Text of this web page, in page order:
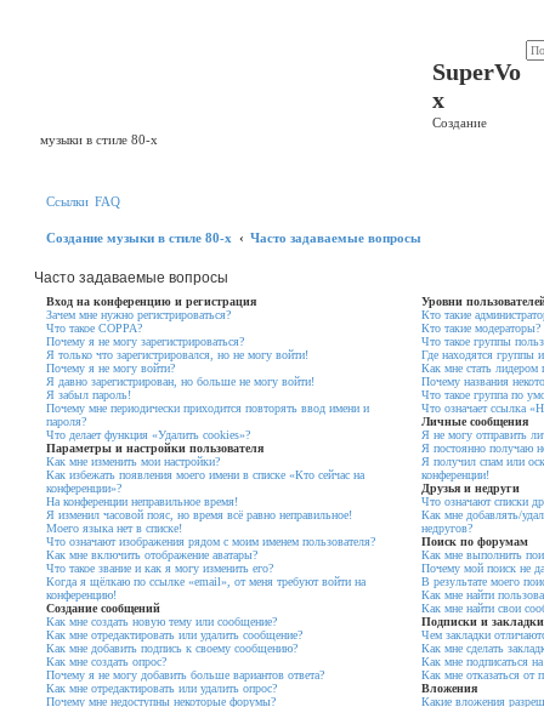
SuperVo
x
Создание
музыки в стиле 80-х
Ссылки FAQ
Создание музыки в стиле 80-х Часто задаваемые вопросы
Часто задаваемые вопросы
Вход на конференцию и регистрация
Зачем мне нужно регистрироваться?
Что такое COPPA?
Почему я не могу зарегистрироваться?
Я только что зарегистрировался, но не могу войти!
Почему я не могу войти?
Я давно зарегистрирован, но больше не могу войти!
Я забыл пароль!
Почему мне периодически приходится повторять ввод имени и
пароля?
Что делает функция «Удалить cookies»?
Параметры и настройки пользователя
Как мне изменить мои настройки?
Как избежать появления моего имени в списке «Кто сейчас на
конференции»?
На конференции неправильное время!
Я изменил часовой пояс, но время всё равно неправильное!
Моего языка нет в списке!
Что означают изображения рядом с моим именем пользователя?
Как мне включить отображение аватары?
Что такое звание и как я могу изменить его?
Когда я щёлкаю по ссылке «email», от меня требуют войти на
конференцию!
Создание сообщений
Как мне создать новую тему или сообщение?
Как мне отредактировать или удалить сообщение?
Как мне добавить подпись к своему сообщению?
Как мне создать опрос?
Почему я не могу добавить больше вариантов ответа?
Как мне отредактировать или удалить опрос?
Почему мне недоступны некоторые форумы?
Уровни
Кто такие
Кто такие модераторы?
Что такое группы
Где находятся группы
Как мне стать лидером
Почему названия
Что такое группа по
Что означает ссылка
Личные сообщения
Я не могу отправить
Я постоянно получаю
Я получил спам или
конференции!
Друзья и недруги
Что означают списки
Как мне добавлять/
недругов?
Поиск по форумам
Как мне выполнить
Почему мой поиск не
В результате моего
Как мне найти
Как мне найти свои
Подписки и закладки
Чем закладки
Как мне сделать
Как мне подписаться
Как мне отказаться от
Вложения
Какие вложения